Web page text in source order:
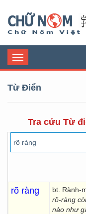
Toggle
navigation
Từ Điển
Tra cứu Từ
rõ ràng bt. Rành-
rõ-ràng
nào như